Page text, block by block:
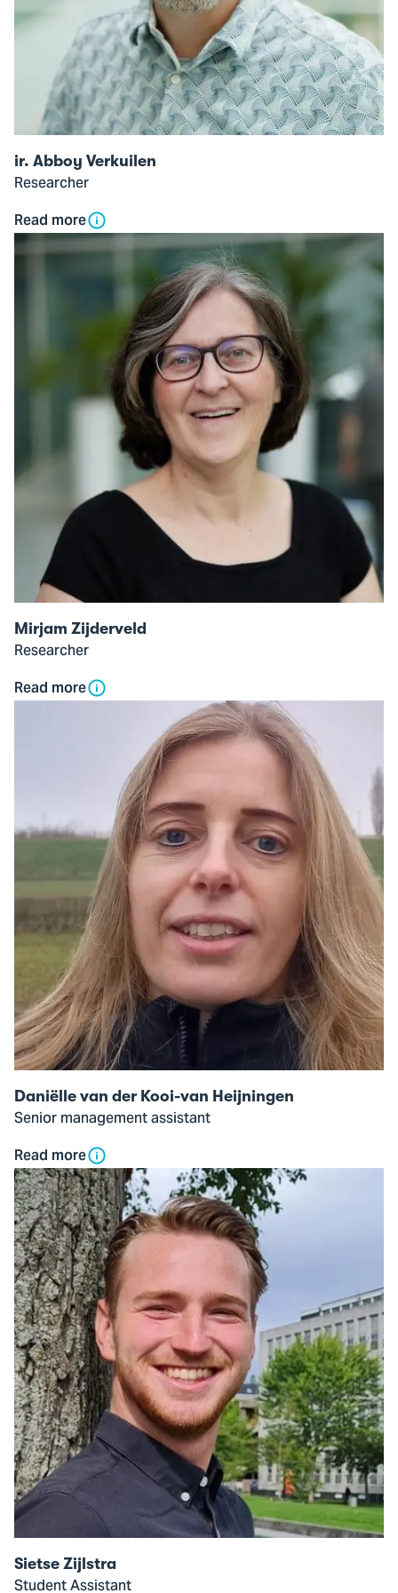
ir. Abboy Verkuilen
Researcher
Read more
Open
Mirjam Zijderveld
Researcher
Read more
der
Kooi-
Heijningen
Daniëlle van der Kooi-van Heijningen
Senior management assistant
Read more
Open
modal
of
Sietse
Zijlstra
Sietse Zijlstra
Student Assistant